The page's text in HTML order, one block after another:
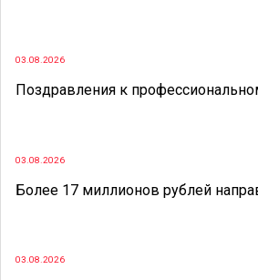
03.08.2026
Поздравления к
03.08.2026
Более 17 миллионов рублей
03.08.2026